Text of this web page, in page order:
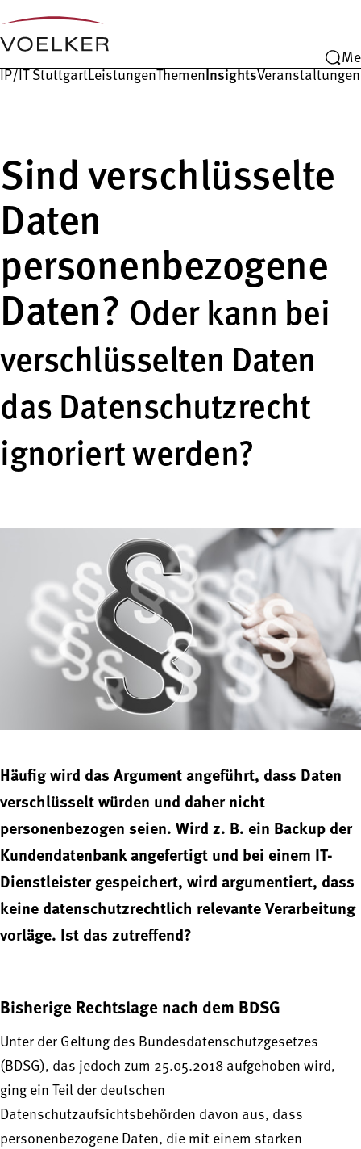
IP/IT StuttgartLeistungenThemenInsightsVeranstaltungen
Sind verschlüsselte
Daten
personenbezogene
Daten? Oder kann bei
verschlüsselten Daten
das Datenschutzrecht
ignoriert werden?
Häufig wird das Argument angeführt, dass Daten
verschlüsselt würden und daher nicht
personenbezogen seien. Wird z. B. ein Backup der
Kundendatenbank angefertigt und bei einem IT-
Dienstleister gespeichert, wird argumentiert, dass
keine datenschutzrechtlich relevante Verarbeitung
vorläge. Ist das zutreffend?
Bisherige Rechtslage nach dem BDSG
Unter der Geltung des Bundesdatenschutzgesetzes
(BDSG), das jedoch zum 25.05.2018 aufgehoben wird,
ging ein Teil der deutschen
Datenschutzaufsichtsbehörden davon aus, dass
personenbezogene Daten, die mit einem starken